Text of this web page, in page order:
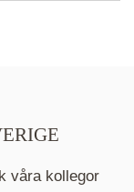
våra kollegor